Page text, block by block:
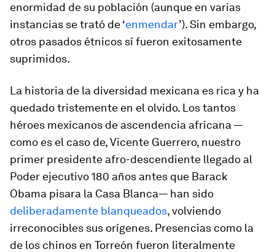
enormidad de su población (aunque en varias
instancias se trató de ‘enmendar’). Sin embargo,
otros pasados étnicos sí fueron exitosamente
suprimidos.
La historia de la diversidad mexicana es rica y ha
quedado tristemente en el olvido. Los tantos
héroes mexicanos de ascendencia africana —
como es el caso de, Vicente Guerrero, nuestro
primer presidente afro-descendiente llegado al
Poder ejecutivo 180 años antes que Barack
Obama pisara la Casa Blanca— han sido
deliberadamente blanqueados, volviendo
irreconocibles sus orígenes. Presencias como la
de los chinos en Torreón fueron literalmente